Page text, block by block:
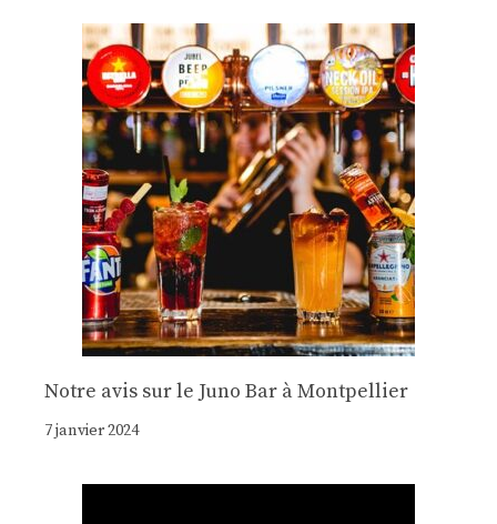
Notre avis sur le Juno Bar à Montpellier
7 janvier 2024